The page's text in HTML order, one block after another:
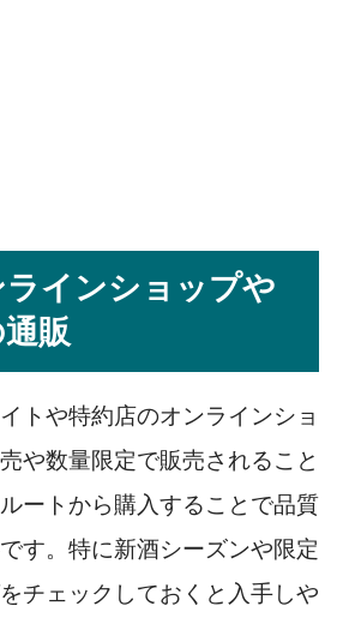
インショップや
販
トや特約店のオンラインショ
や数量限定で販売されること
ートから購入することで品質
す。特に新酒シーズンや限定
チェックしておくと入手しや